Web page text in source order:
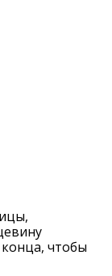
чтобы